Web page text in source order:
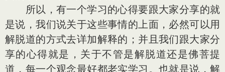
所以，有一个学习的心得要跟大家分享的就
是说，我们说关于这些事情的上面，必然可以用
解脱道的方式去详加解释的；并且我们跟大家分
享的心得就是，关于不管是解脱道还是佛菩提
道，每一个观念最好都老实学习。也就是说，解